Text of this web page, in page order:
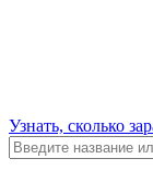
Узнать, сколько